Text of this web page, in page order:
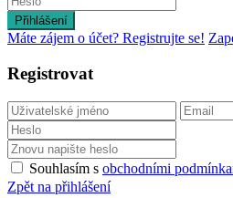
Přihlášení
Máte zájem o účet? Registrujte se!
Registrovat
Souhlasím s obchodními
Zpět na přihlášení